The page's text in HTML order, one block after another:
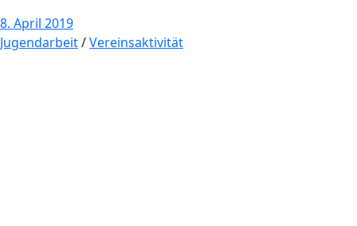
8. April 2019
Jugendarbeit/Vereinsaktivität